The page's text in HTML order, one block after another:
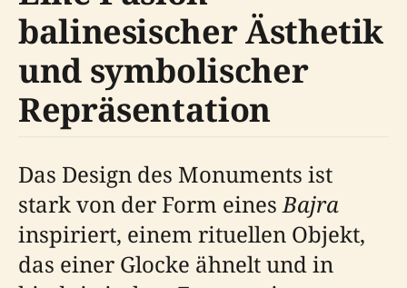
balinesischer Ästhetik
und symbolischer
Repräsentation
Das Design des Monuments ist
stark von der Form einesBajra
inspiriert, einem rituellen Objekt,
das einer Glocke ähnelt und in